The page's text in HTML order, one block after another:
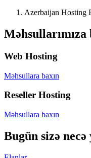
Azerbaijan Hosting
Məhsullarımıza
Web Hosting
Məhsullara baxın
Reseller Hosting
Məhsullara baxın
Bugün sizə